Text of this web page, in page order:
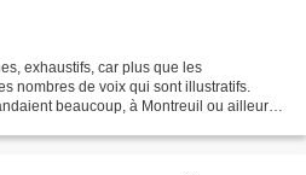
exhaustifs, car plus que les
nombres de voix qui sont illustratifs.
beaucoup, à Montreuil ou ailleurs,